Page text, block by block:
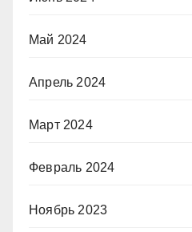
Май 2024
Апрель 2024
Март 2024
Февраль 2024
Ноябрь 2023